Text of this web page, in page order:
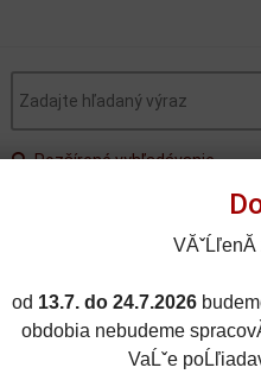
Rozšírené vyhľadávanie
MOTORKY LIETADLÁ
od 13.7. do 24.7.2026
obdobia nebudeme
VaĹˇe